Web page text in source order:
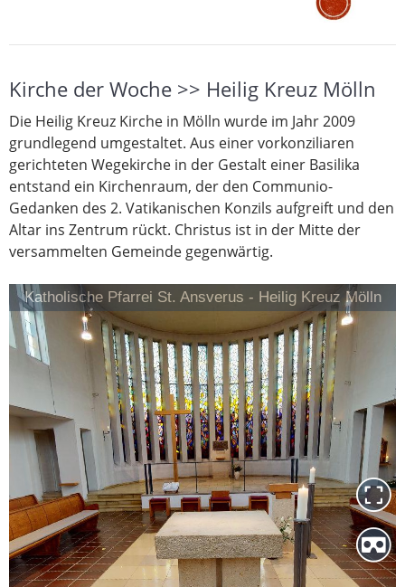
Kirche der Woche >> Heilig Kreuz Mölln
Die Heilig Kreuz Kirche in Mölln wurde im Jahr 2009
grundlegend umgestaltet. Aus einer vorkonziliaren
gerichteten Wegekirche in der Gestalt einer Basilika
entstand ein Kirchenraum, der den Communio-
Gedanken des 2. Vatikanischen Konzils aufgreift und den
Altar ins Zentrum rückt. Christus ist in der Mitte der
versammelten Gemeinde gegenwärtig.